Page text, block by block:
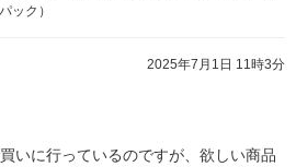
ク）
2025年7月1日 11時3分
いに行っているのですが、欲しい商品